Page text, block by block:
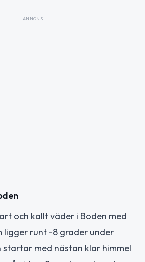
ANNONS
och kallt väder i Boden med
ligger runt -8 grader under
startar med nästan klar himmel